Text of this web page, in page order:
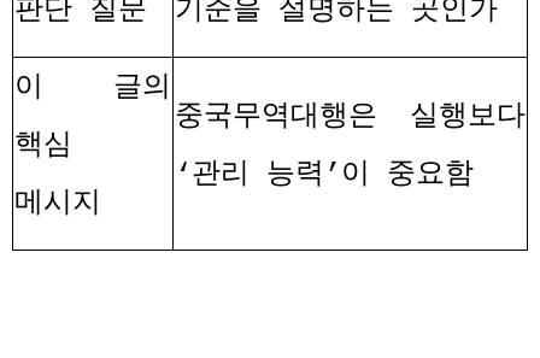
판단 질문
기준을 설명하는 곳인가
이 글의
핵심
메시지
중국무역대행은 실행보다
‘관리 능력 ’ 이 중요함